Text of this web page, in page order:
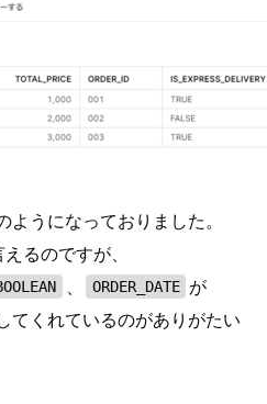
うになっておりました。
るのですが、
、 ORDER_DATE が
てくれているのがありがたい